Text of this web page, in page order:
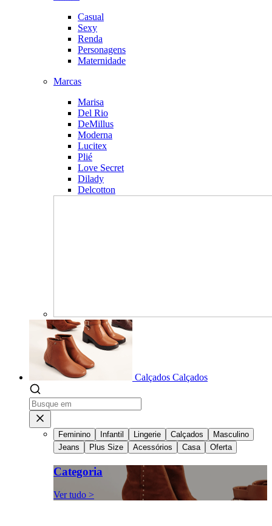
Casual
Sexy
Renda
Personagens
Maternidade
Marcas
Marisa
Del Rio
DeMillus
Moderna
Lucitex
Plié
Love Secret
Dilady
Delcotton
Calçados Calçados
Feminino Infantil Lingerie Calçados
Masculino
Jeans
Plus Size Acessórios Casa Oferta
Categoria
Ver tudo >